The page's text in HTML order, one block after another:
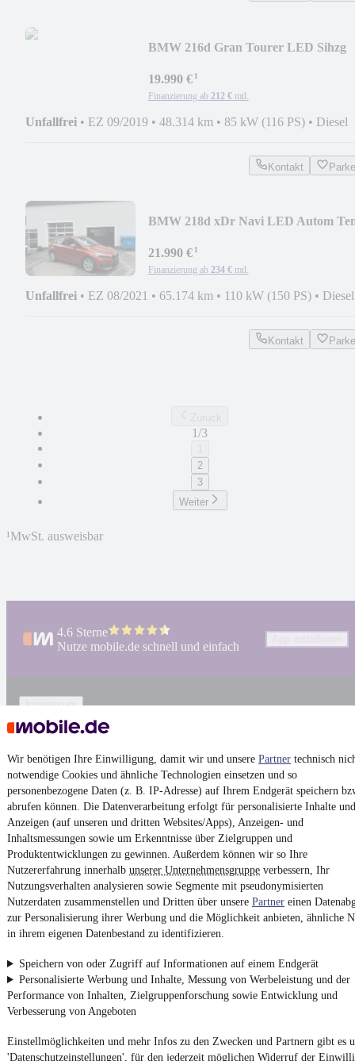
Wir benötigen Ihre Einwilligung, damit wir und unsere Partner technisch
notwendige Cookies und ähnliche Technologien einsetzen und so
personenbezogene Daten (z. B. IP-Adresse) auf Ihrem Endgerät speichern
abrufen können. Die Datenverarbeitung erfolgt für personalisierte Inhalte und
Anzeigen (auf unseren und dritten Websites/Apps), Anzeigen- und
Inhaltsmessungen sowie um Erkenntnisse über Zielgruppen und
Produktentwicklungen zu gewinnen. Außerdem können wir so Ihre
Nutzererfahrung innerhalb unserer Unternehmensgruppe verbessern, Ihr
Nutzungsverhalten analysieren sowie Segmente mit pseudonymisierten
Nutzerdaten zusammenstellen und Dritten über unsere Partner einen
zur Personalisierung ihrer Werbung und die Möglichkeit anbieten, ähnliche
in ihrem eigenen Datenbestand zu identifizieren.
Speichern von oder Zugriff auf Informationen auf einem Endgerät
Personalisierte Werbung und Inhalte, Messung von Werbeleistung und der
Performance von Inhalten, Zielgruppenforschung sowie Entwicklung und
Verbesserung von Angeboten
Einstellmöglichkeiten und mehr Infos zu den Zwecken und Partnern gibt es
'Datenschutzeinstellungen', für den jederzeit möglichen Widerruf der
BMW 216d Gran Tourer LED Sihzg
19.990 €¹
Finanzierung ab 212 € mtl.
Unfallfrei • EZ 09/2019 • 48.314 km • 85 kW (116 PS) • Diesel
Kontakt
BMW 218d xDr Navi LED Autom
21.990 €¹
Finanzierung ab 234 € mtl.
Unfallfrei • EZ 08/2021 • 65.174 km • 110 kW (150 PS) • Diesel
Kontakt
1/3
2
3
Weiter
¹MwSt. ausweisbar
4.6 Sterne
Nutze mobile.de schnell und einfach
Impressum
AGB
Datenschutz
Datenschutzeinstellungen
Erklärung zur Barrierefreiheit
Report Security Vulnerability (English)
Powered by
Noch mehrneue Autosunterschiedlicher Marken, auch als